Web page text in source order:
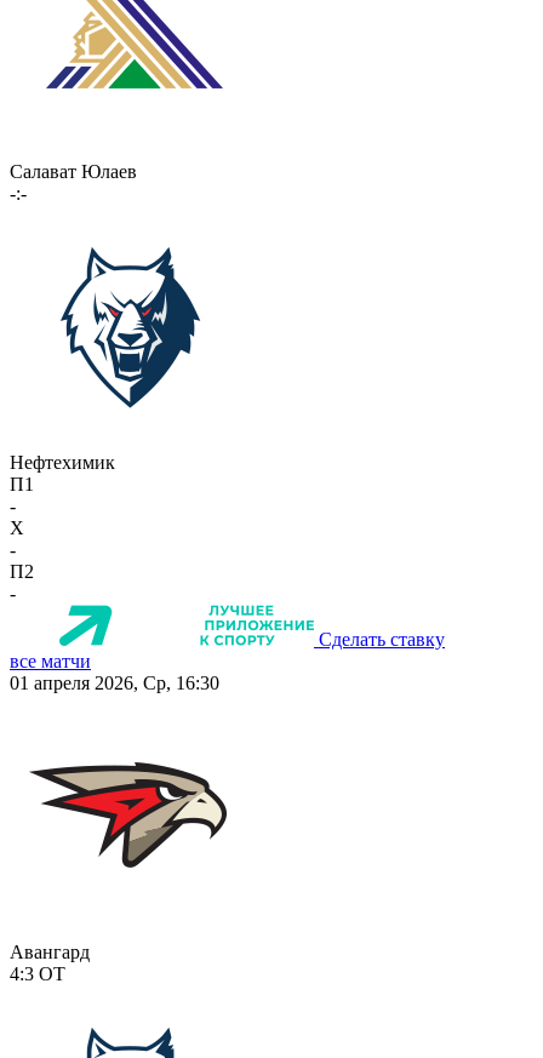
Салават Юлаев
-:-
Нефтехимик
П1
-
X
-
П2
-
Сделать ставку
все матчи
01 апреля 2026, Ср, 16:30
Авангард
4:3 ОТ